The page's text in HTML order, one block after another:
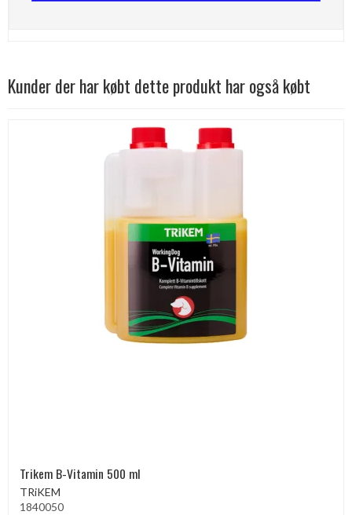
Kunder der har købt dette produkt har også købt
Trikem B-Vitamin 500 ml
TRiKEM
1840050